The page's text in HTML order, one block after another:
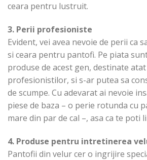
ceara pentru lustruit.
3. Perii profesioniste
Evident, vei avea nevoie de perii ca
si ceara pentru pantofi. Pe piata
produse de acest gen, destinate
profesionistilor, si s-ar putea sa
de scumpe. Cu adevarat ai nevoie
piese de baza – o perie rotunda cu
mare din par de cal –, asa ca te poti
4. Produse pentru intretinerea
Pantofii din velur cer o ingrijire